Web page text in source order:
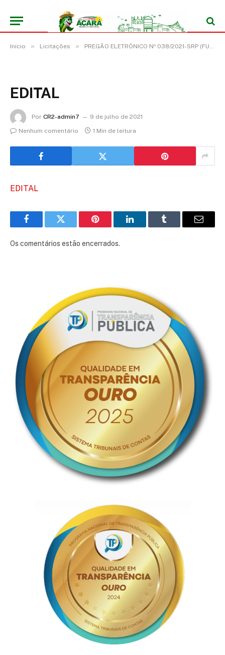
Início » Licitações » PREGÃO ELETRÔNICO Nº 038/2021-SRP (FUTURA E EVENTUAL AQUISIÇÃO DE MATERIAIS DE CONSTRUÇÃO, ELÉTRICOS, HIDRÁULICOS)
EDITAL
Por CR2-admin7
9 de julho de 2021
Nenhum comentário
1 Min de leitura
EDITAL
FacebookTwitter Pinterest LinkedInTumblr
E-
Os comentários estão encerrados.